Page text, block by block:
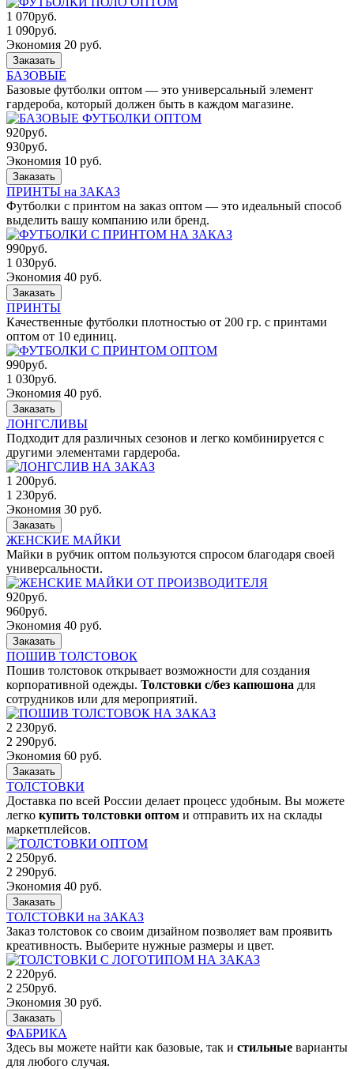
1 070руб.
1 090руб.
Экономия 20 руб.
Заказать
БАЗОВЫЕ
Базовые футболки оптом — это универсальный элемент
гардероба, который должен быть в каждом магазине.
920руб.
930руб.
Экономия 10 руб.
Заказать
ПРИНТЫ на ЗАКАЗ
Футболки с принтом на заказ оптом — это идеальный способ
выделить вашу компанию или бренд.
990руб.
1 030руб.
Экономия 40 руб.
Заказать
ПРИНТЫ
Качественные футболки плотностью от 200 гр. с принтами
оптом от 10 единиц.
990руб.
1 030руб.
Экономия 40 руб.
Заказать
ЛОНГСЛИВЫ
Подходит для различных сезонов и легко комбинируется с
другими элементами гардероба.
1 200руб.
1 230руб.
Экономия 30 руб.
Заказать
ЖЕНСКИЕ МАЙКИ
Майки в рубчик оптом пользуются спросом благодаря своей
универсальности.
920руб.
960руб.
Экономия 40 руб.
Заказать
ПОШИВ ТОЛСТОВОК
Пошив толстовок открывает возможности для создания
корпоративной одежды. Толстовки с/без капюшона для
сотрудников или для мероприятий.
2 230руб.
2 290руб.
Экономия 60 руб.
Заказать
ТОЛСТОВКИ
Доставка по всей России делает процесс удобным. Вы можете
легко купить толстовки оптом и отправить их на склады
маркетплейсов.
2 250руб.
2 290руб.
Экономия 40 руб.
Заказать
ТОЛСТОВКИ на ЗАКАЗ
Заказ толстовок со своим дизайном позволяет вам проявить
креативность. Выберите нужные размеры и цвет.
2 220руб.
2 250руб.
Экономия 30 руб.
Заказать
ФАБРИКА
Здесь вы можете найти как базовые, так и стильные варианты
для любого случая.